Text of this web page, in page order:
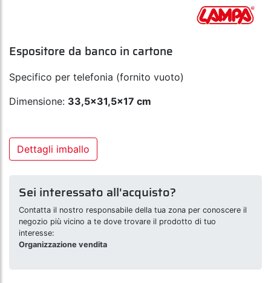
Espositore da banco in cartone
Specifico per telefonia (fornito vuoto)
Dimensione: 33,5x31,5x17 cm
Dettagli imballo
Sei interessato all'acquisto?
Contatta il nostro responsabile della tua zona per conoscere il
negozio più vicino a te dove trovare il prodotto di tuo
interesse:
Organizzazione vendita